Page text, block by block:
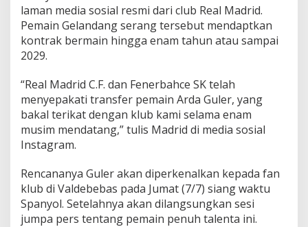
laman media sosial resmi dari club Real Madrid.
Pemain Gelandang serang tersebut mendaptkan
kontrak bermain hingga enam tahun atau sampai
2029.
“Real Madrid C.F. dan Fenerbahce SK telah
menyepakati transfer pemain Arda Guler, yang
bakal terikat dengan klub kami selama enam
musim mendatang,” tulis Madrid di media sosial
Instagram.
Rencananya Guler akan diperkenalkan kepada fan
klub di Valdebebas pada Jumat (7/7) siang waktu
Spanyol. Setelahnya akan dilangsungkan sesi
jumpa pers tentang pemain penuh talenta ini.